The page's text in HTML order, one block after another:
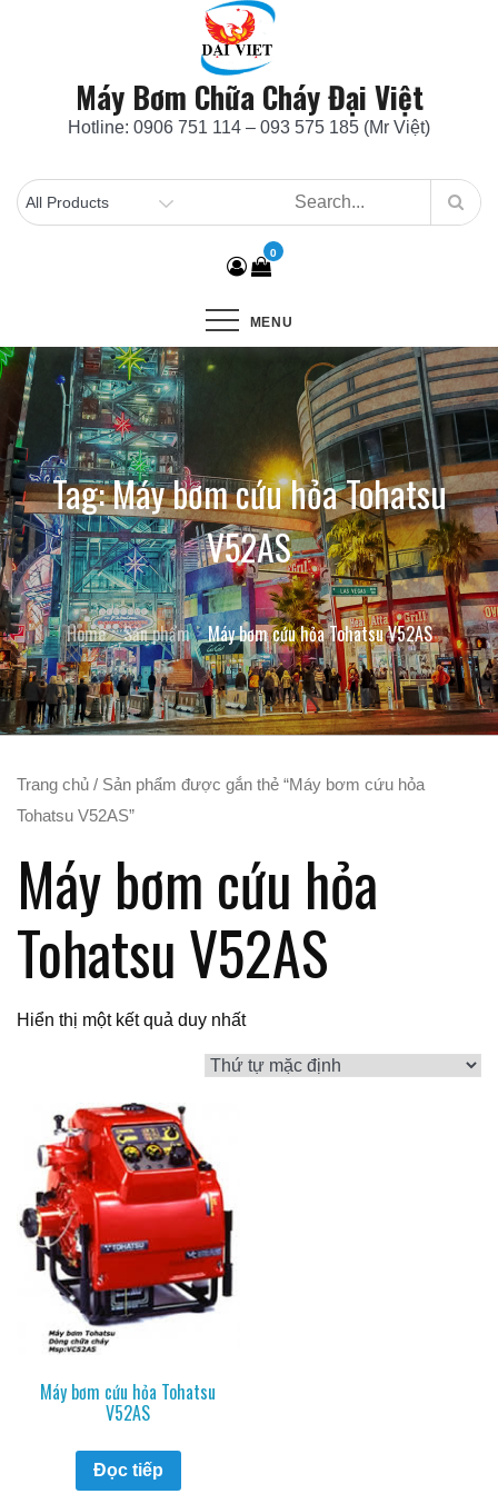
Máy Bơm Chữa Cháy Đại Việt
Hotline: 0906 751 114 – 093 575 185 (Mr Việt)
0
MENU
Tag:Máy bơm cứu hỏa Tohatsu
V52AS
Home Sản phẩm Máy bơm cứu hỏa Tohatsu V52AS
Trang chủ / Sản phẩm được gắn thẻ “Máy bơm cứu hỏa
Tohatsu V52AS”
Máy bơm cứu hỏa
Tohatsu V52AS
Hiển thị một kết quả duy nhất
Máy bơm cứu hỏa Tohatsu
V52AS
Đọc tiếp